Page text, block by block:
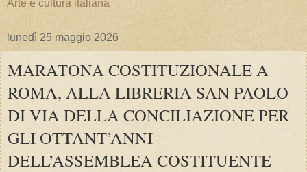
Arte e cultura italiana
lunedì 25 maggio 2026
MARATONA COSTITUZIONALE A
ROMA, ALLA LIBRERIA SAN PAOLO
DI VIA DELLA CONCILIAZIONE PER
GLI OTTANT’ANNI
DELL’ASSEMBLEA COSTITUENTE